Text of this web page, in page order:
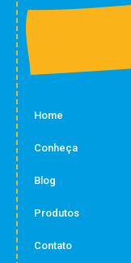
Home
Conheça
Blog
Produtos
Contato